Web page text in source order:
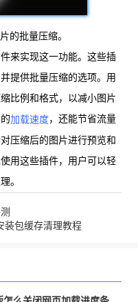
的批量压缩。
来实现这一功能。这些插
提供批量压缩的选项。用
比例和格式，以减小图片
加载速度，还能节省流量
压缩后的图片进行预览和
用这些插件，用户可以轻
。
装包缓存清理教程